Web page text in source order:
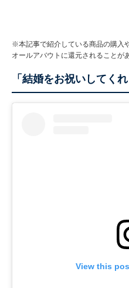
※本記事で紹介している商品の購入
オールアバウトに還元されることが
「結婚をお祝いしてくれ
View this